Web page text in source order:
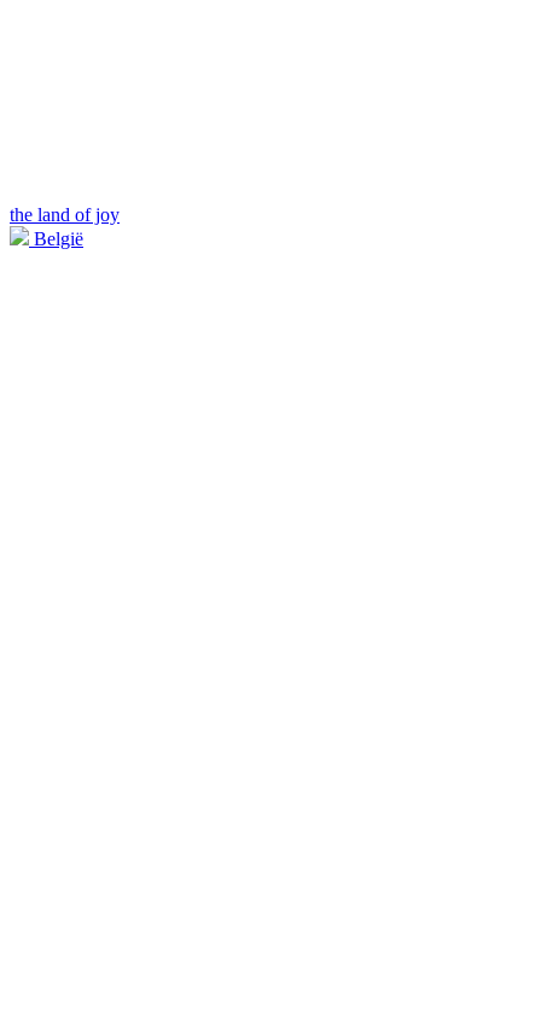
the land of joy
België